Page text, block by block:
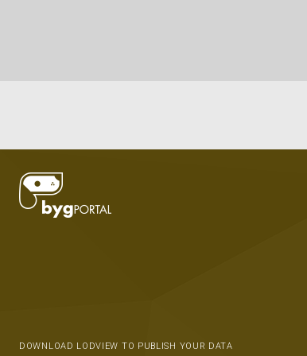
DOWNLOAD LODVIEW TO PUBLISH YOUR DATA